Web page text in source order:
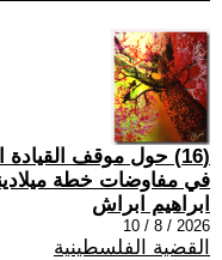
(16) حول موقف
في مفاوضات خطة
ابراهيم ابراش
2026 / 8 / 10
القضية الفلسطينية